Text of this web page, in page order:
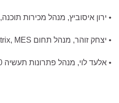
• ירון איסוביץ, מנהל מכירות תוכנה, Rockwell Automation
• יצחק זוהר, מנהל תחום Matrix, MES
• אלעד לוי, מנהל פתרונות תעשיה 4.0, Matrix